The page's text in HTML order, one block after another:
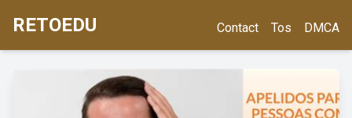
RETOEDU Contact Tos DMCA